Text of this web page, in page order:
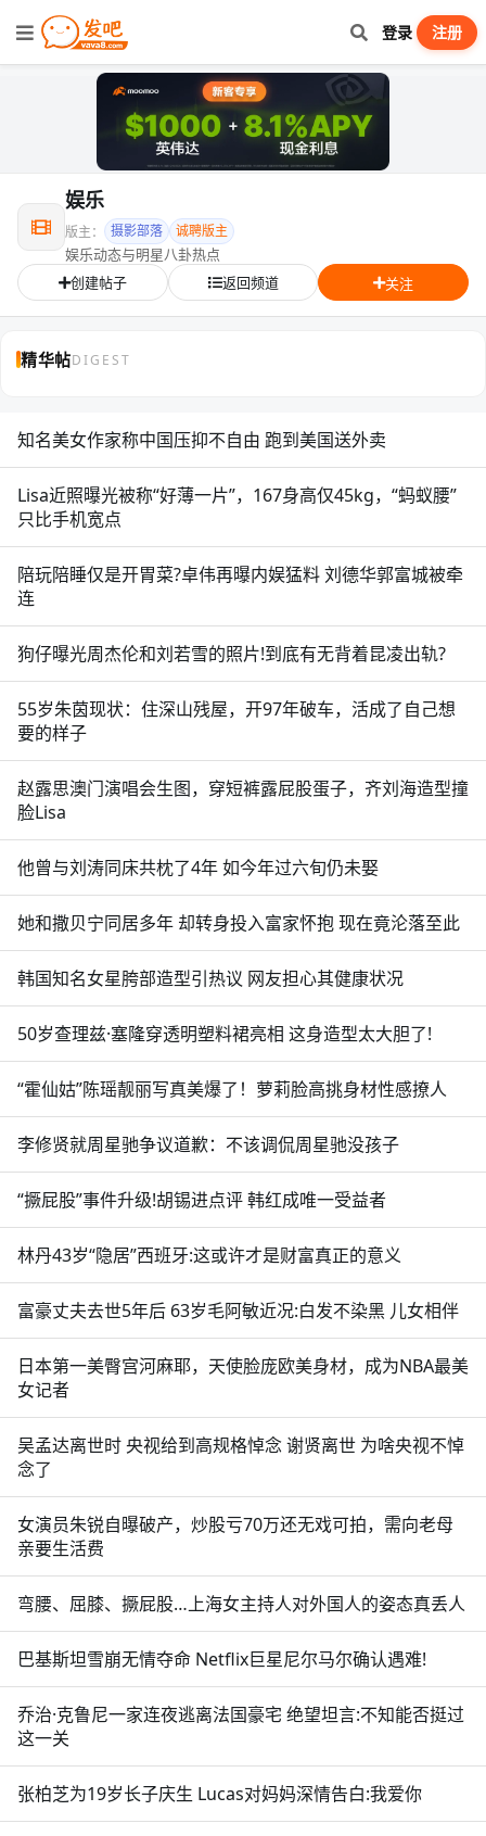
登录 注册
娱乐
版主： 摄影部落 诚聘版主
娱乐动态与明星八卦热点
创建帖子
返回频道 关注
精华帖DIGEST
知名美女作家称中国压抑不自由 跑到美国送外卖
Lisa近照曝光被称“好薄一片”，167身高仅45kg，“蚂蚁腰”
只比手机宽点
陪玩陪睡仅是开胃菜?卓伟再曝内娱猛料 刘德华郭富城被牵
连
狗仔曝光周杰伦和刘若雪的照片!到底有无背着昆凌出轨?
55岁朱茵现状：住深山残屋，开97年破车，活成了自己想
要的样子
赵露思澳门演唱会生图，穿短裤露屁股蛋子，齐刘海造型撞
脸Lisa
他曾与刘涛同床共枕了4年 如今年过六旬仍未娶
她和撒贝宁同居多年 却转身投入富家怀抱 现在竟沦落至此
韩国知名女星胯部造型引热议 网友担心其健康状况
50岁查理兹·塞隆穿透明塑料裙亮相 这身造型太大胆了!
“霍仙姑”陈瑶靓丽写真美爆了！萝莉脸高挑身材性感撩人
李修贤就周星驰争议道歉：不该调侃周星驰没孩子
“撅屁股”事件升级!胡锡进点评 韩红成唯一受益者
林丹43岁“隐居”西班牙:这或许才是财富真正的意义
富豪丈夫去世5年后 63岁毛阿敏近况:白发不染黑 儿女相伴
日本第一美臀宫河麻耶，天使脸庞欧美身材，成为NBA最美
女记者
吴孟达离世时 央视给到高规格悼念 谢贤离世 为啥央视不悼
念了
女演员朱锐自曝破产，炒股亏70万还无戏可拍，需向老母
亲要生活费
弯腰、屈膝、撅屁股…上海女主持人对外国人的姿态真丢人
巴基斯坦雪崩无情夺命 Netflix巨星尼尔马尔确认遇难!
乔治·克鲁尼一家连夜逃离法国豪宅 绝望坦言:不知能否挺过
这一关
张柏芝为19岁长子庆生 Lucas对妈妈深情告白:我爱你